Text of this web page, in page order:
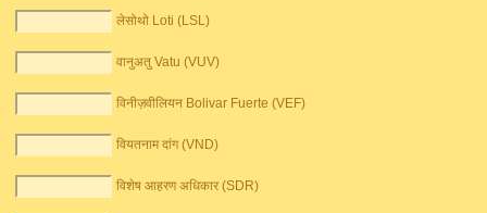
लेसोथो Loti (LSL)
वानुअतु Vatu (VUV)
विनीज़वीलियन Bolivar Fuerte (VEF)
वियतनाम दांग (VND)
विशेष आहरण अधिकार (SDR)